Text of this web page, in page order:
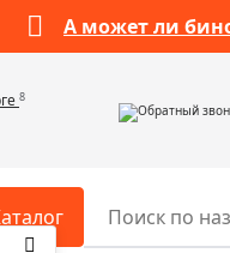
А может ли
8
Обратный